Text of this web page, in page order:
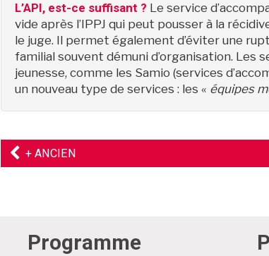
L’API, est-ce suffisant ? Le service
vide après l’IPPJ qui peut pousser à la
le juge. Il permet également d’éviter une
familial souvent démuni d’organisation. Les
jeunesse, comme les Samio (services
un nouveau type de services : les « équipes
+ ANCIENARTICLE
PRÉCÉDENT
Programme